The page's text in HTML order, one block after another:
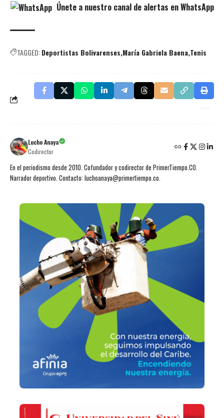
Únete a nuestro canal de alertas en WhatsApp
TAGGED:Deportistas Bolivarenses María Gabriela Baena Tenis
Lucho Anaya
Codirector
En el periodismo desde 2010. Cofundador y codirector de PrimerTiempo.CO.
Narrador deportivo. Contacto: luchoanaya@primertiempo.co.